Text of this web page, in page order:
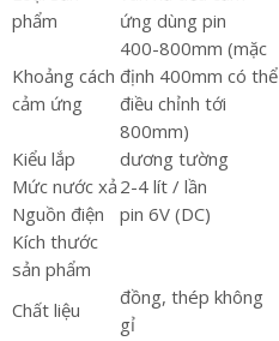
phẩm
ứng dùng pin
Khoảng cách
cảm ứng
400-800mm (mặc
định 400mm có thể
điều chỉnh tới
800mm)
Kiểu lắp
dương tường
Mức nước xả 2-4 lít / lần
Nguồn điện
pin 6V (DC)
Kích thước
sản phẩm
Chất liệu
đồng, thép không
gỉ